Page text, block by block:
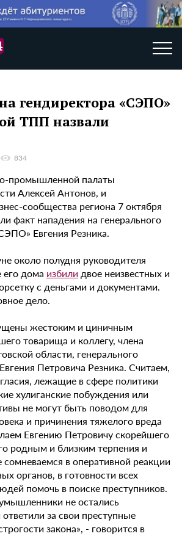
гендиректора «СЭПО»
ТПП назвали
834
промышленной палаты
Алексей Антонов, и
сообщества региона 7 октября
факт нападения на генерального
Евгения Резника.
около полудня руководителя
его дома избили двое неизвестных и
с деньгами и документами.
дело.
жестоким и циничным
товарища и коллегу, члена
области, генерального
Петровича Резника. Считаем,
лежащие в сфере политики
хулиганские побуждения или
не могут быть поводом для
и причинения тяжелого вреда
Евгению Петровичу скорейшего
родным и близким терпения и
в оперативной реакции
органов, в готовности всех
помочь в поиске преступников.
не остались
за свои преступные
закона», - говорится в